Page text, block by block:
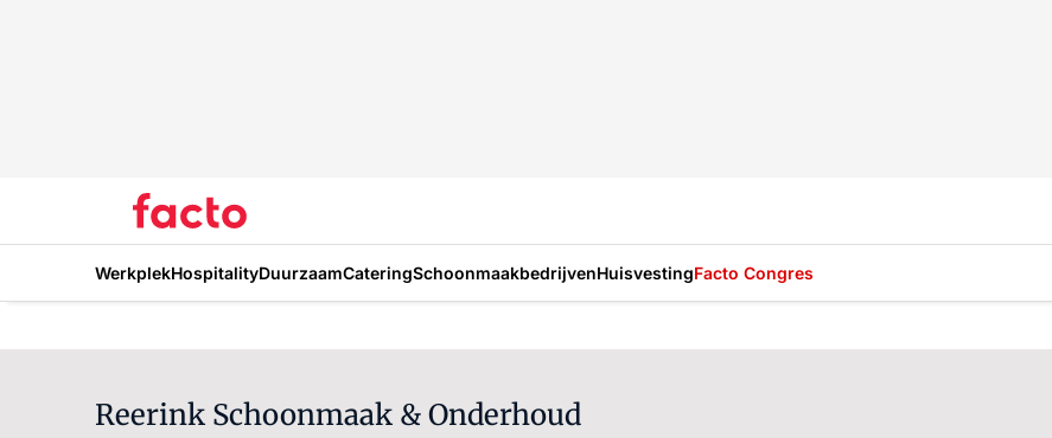
WerkplekHospitalityDuurzaamCateringSchoonmaakbedrijvenHuisvestingFacto Congres
Reerink Schoonmaak & Onderhoud